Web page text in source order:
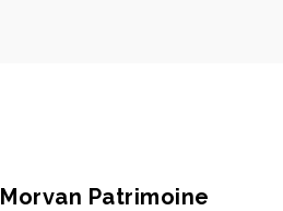
Morvan Patrimoine